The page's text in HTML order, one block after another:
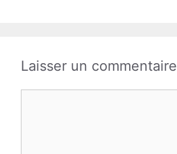
Laisser un commentaire